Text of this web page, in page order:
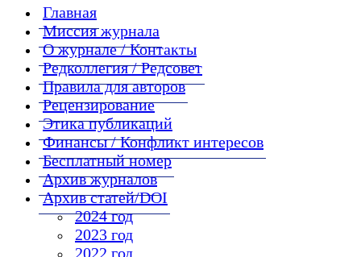
Главная
Миссия журнала
О журнале / Контакты
Редколлегия / Редсовет
Правила для авторов
Рецензирование
Этика публикаций
Финансы / Конфликт интересов
Бесплатный номер
Архив журналов
Архив статей/DOI
2024 год
2023 год
2022 год